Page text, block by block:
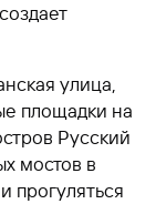
улица,
площадки на
Русский
мостов в
прогуляться